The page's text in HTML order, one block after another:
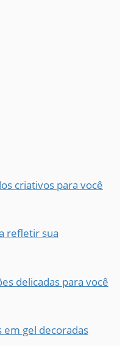
criativos para você
refletir sua
delicadas para você
em gel decoradas